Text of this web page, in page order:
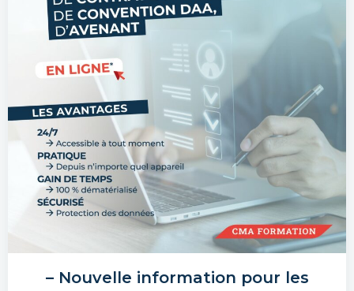
– Nouvelle information pour les